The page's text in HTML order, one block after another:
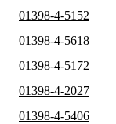
01398-4-5152
01398-4-5618
01398-4-5172
01398-4-2027
01398-4-5406